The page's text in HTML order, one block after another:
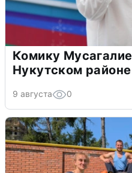
Комику
Нукутском районе
9 августа 0